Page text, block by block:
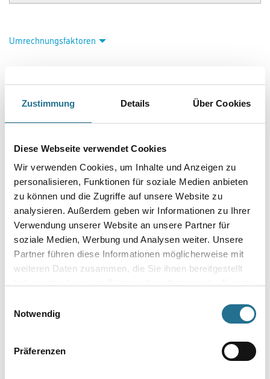
Zustimmung Details Über Cookies
Diese Webseite verwendet Cookies
Wir verwenden Cookies, um Inhalte und Anzeigen zu
personalisieren, Funktionen für soziale Medien anbieten
zu können und die Zugriffe auf unsere Website zu
analysieren. Außerdem geben wir Informationen zu Ihrer
Verwendung unserer Website an unsere Partner für
soziale Medien, Werbung und Analysen weiter. Unsere
Partner führen diese Informationen möglicherweise mit
weiteren Daten zusammen, die Sie ihnen bereitgestellt
Notwendig
Präferenzen
Umrechnungsfaktoren
PRODUKTEIGENSCHAFTEN
Produkteigenschaft
- Stufenlos ausziehbar und variabel nutzbar
- Belastbar bis 150 kg
- Kleines Transportmaß durch zusammenschieben ganz ohne
großen Kraftaufwand
- Die automatische Einrastfunktion sichert gegen unbeabsichtigtes
Herausgleiten des inneren Auszugselements
- Kunststoffkappen an den Profilenden als Gleitkörper und Schutz